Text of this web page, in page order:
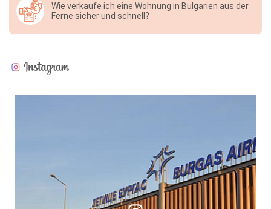
Wie verkaufe ich eine Wohnung in Bulgarien aus der
Ferne sicher und schnell?